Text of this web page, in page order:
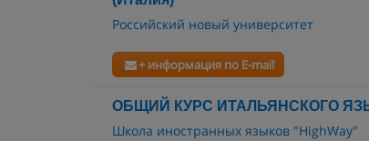
Российский новый университет
+ информация по E-mail
ОБЩИЙ КУРС ИТАЛЬЯНСКОГО
Школа иностранных языков "HighWay"